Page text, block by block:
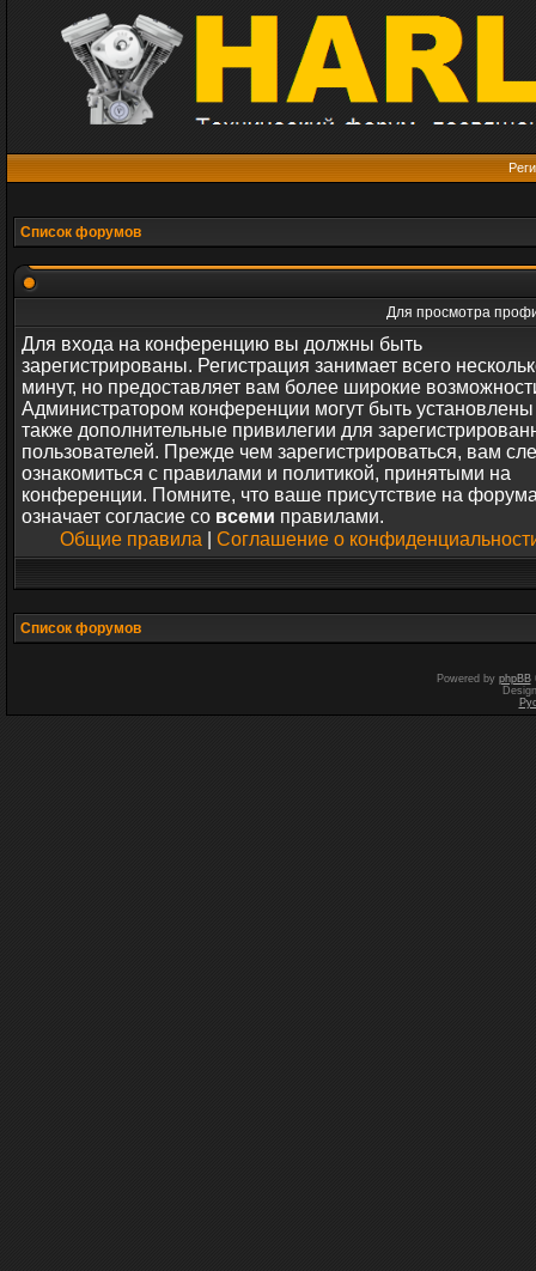
Список форумов
Для просмотра
Для входа на конференцию вы должны быть
зарегистрированы. Регистрация занимает всего
минут, но предоставляет вам более широкие
Администратором конференции могут быть установлены
также дополнительные привилегии для
пользователей. Прежде чем зарегистрироваться, вам
ознакомиться с правилами и политикой, принятыми на
конференции. Помните, что ваше присутствие на
означает согласие со всеми правилами.
Общие правила
Соглашение о
Список форумов
Powered by phpBB